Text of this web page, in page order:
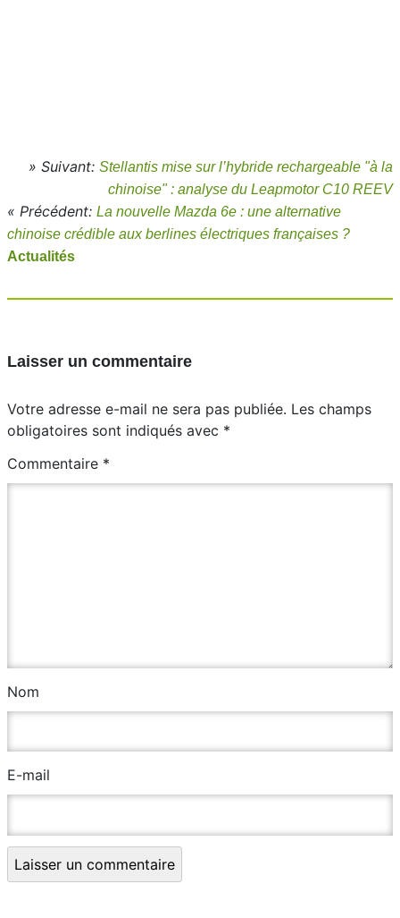
» Suivant: Stellantis mise sur l’hybride rechargeable "à la
chinoise" : analyse du Leapmotor C10 REEV
« Précédent: La nouvelle Mazda 6e : une alternative
chinoise crédible aux berlines électriques françaises ?
Actualités
Laisser un commentaire
Votre adresse e-mail ne sera pas publiée. Les champs
obligatoires sont indiqués avec *
Commentaire *
Nom
E-mail